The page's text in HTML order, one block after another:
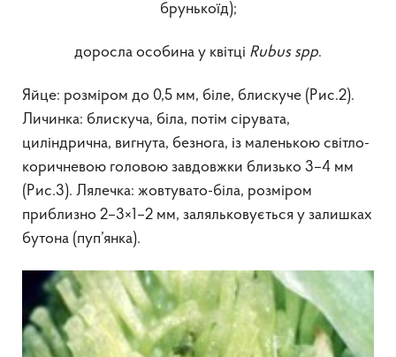
брунькоїд);
доросла особина у квітці Rubus spp.
Яйце: розміром до 0,5 мм, біле, блискуче (Рис.2).
Личинка: блискуча, біла, потім сірувата,
циліндрична, вигнута, безнога, із маленькою світло-
коричневою головою завдовжки близько 3–4 мм
(Рис.3). Лялечка: жовтувато-біла, розміром
приблизно 2–3×1–2 мм, заляльковується у залишках
бутона (пуп’янка).